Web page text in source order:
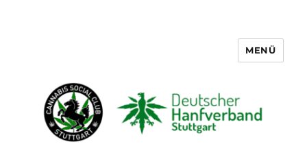
Cannabis Social Club Stuttgart
MENÜ